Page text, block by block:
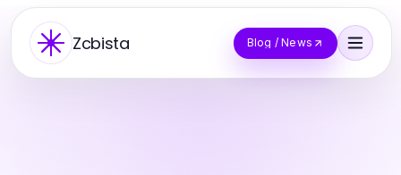
Zcbista Blog / News